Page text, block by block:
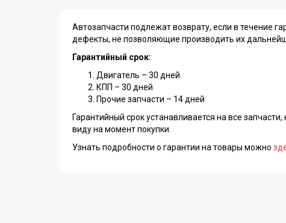
Автозапчасти подлежат возврату, если в течение
дефекты, не позволяющие производить их
Гарантийный срок:
Двигатель – 30 дней
КПП – 30 дней
Прочие запчасти – 14 дней
Гарантийный срок устанавливается на все
виду на момент покупки.
Узнать подробности о гарантии на товары можно